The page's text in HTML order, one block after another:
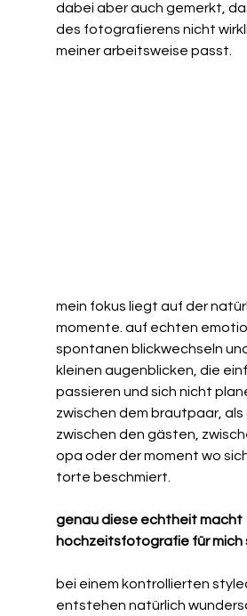
dabei aber auch gemerkt,
des fotografierens nicht
meiner arbeitsweise passt.
mein fokus liegt auf der
momente. auf echten
spontanen blickwechseln
kleinen augenblicken, die
passieren und sich nicht
zwischen dem brautpaar, als
zwischen den gästen,
opa oder der moment wo
torte beschmiert.
genau diese echtheit macht
hochzeitsfotografie für mich
bei einem kontrollierten
entstehen natürlich